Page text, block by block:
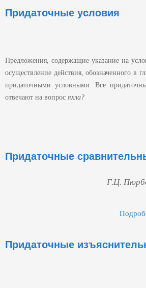
Придаточные условия
Предложения, содержащие указание на
осуществление действия, обозначенного в
придаточными условными. Все
отвечают на вопрос яхла?
Придаточные
Г.Ц.
Придаточные
Страницы